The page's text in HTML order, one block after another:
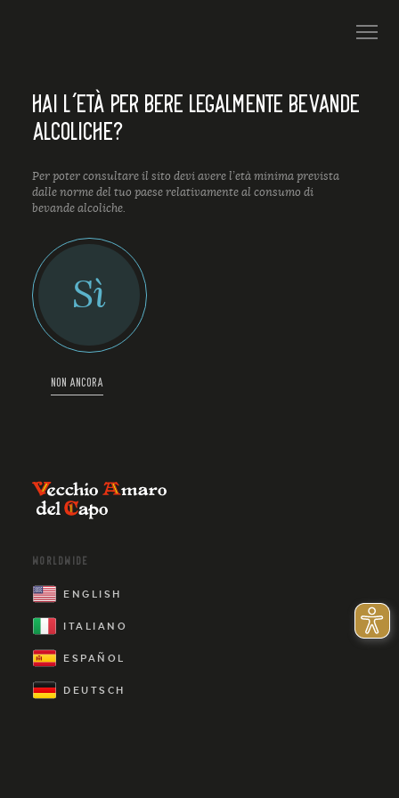
HAI L’ETÀ PER BERE LEGALMENTE BEVANDE
ALCOLICHE?
Per poter consultare il sito devi avere l’età minima prevista
dalle norme del tuo paese relativamente al consumo di
bevande alcoliche.
Sì
NON ANCORA
WORLDWIDE
ENGLISH
ITALIANO
ESPAÑOL
DEUTSCH